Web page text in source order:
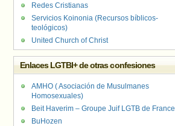
Redes Cristianas
Servicios Koinonia (Recursos bíblicos-
teológicos)
United Church of Christ
Enlaces LGTBI+ de otras confesiones
AMHO ( Asociación de Musulmanes
Homosexuales)
Beit Haverim – Groupe Juif LGTB de France
BuHozen